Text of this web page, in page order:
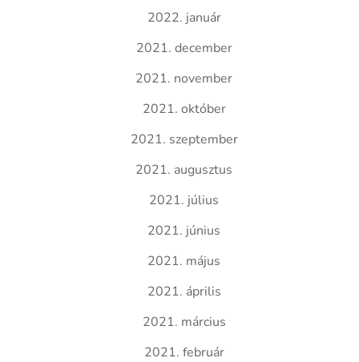
2022. január
2021. december
2021. november
2021. október
2021. szeptember
2021. augusztus
2021. július
2021. június
2021. május
2021. április
2021. március
2021. február